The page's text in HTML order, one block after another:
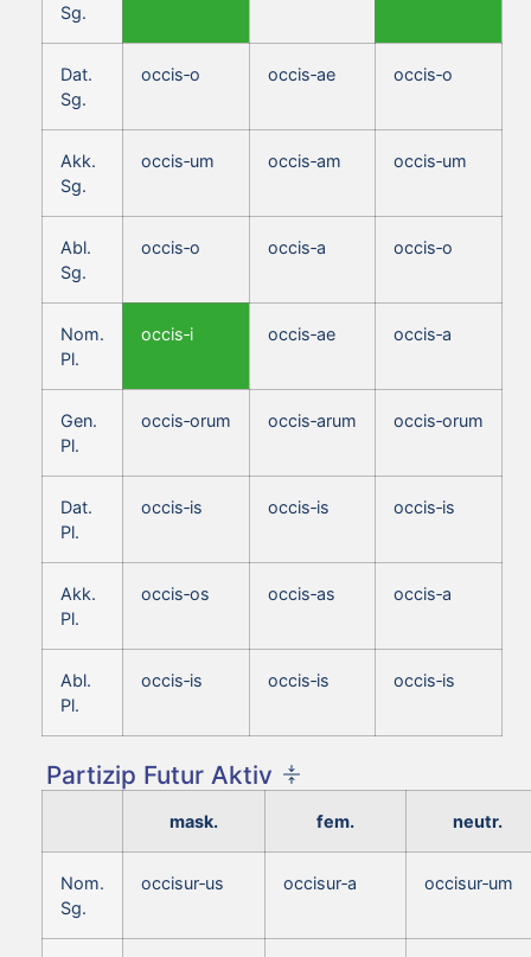
Sg.
Dat.
Sg.
occis‑o occis‑ae occis‑o
Akk.
Sg.
occis‑um occis‑am occis‑um
Abl.
Sg.
occis‑o occis‑a occis‑o
Nom.
Pl.
occis‑i occis‑ae occis‑a
Gen.
Pl.
occis‑orum occis‑arum occis‑orum
Dat.
Pl.
occis‑is occis‑is occis‑is
Akk.
Pl.
occis‑os occis‑as occis‑a
Abl.
Pl.
occis‑is occis‑is occis‑is
Partizip Futur Aktiv
mask. fem. neutr.
Nom.
Sg.
occisur‑us occisur‑a occisur‑um